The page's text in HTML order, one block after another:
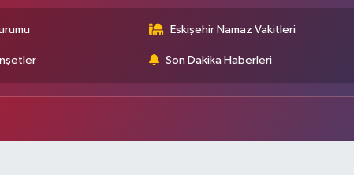
Eskişehir Namaz Vakitleri
Son Dakika Haberleri